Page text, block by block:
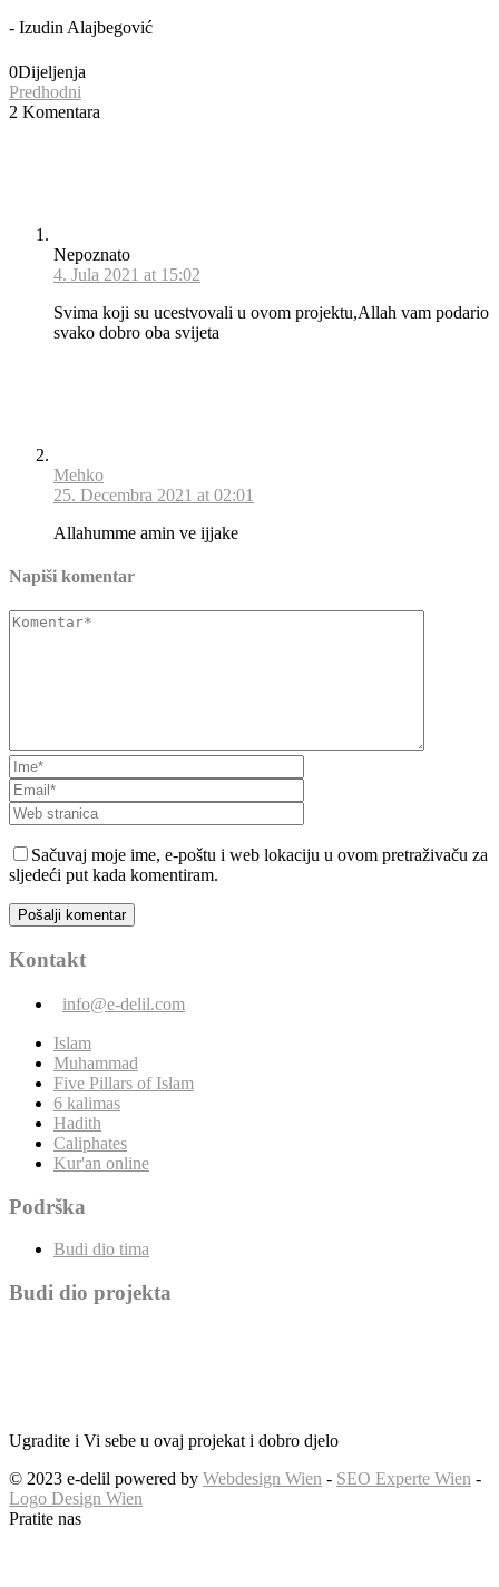
- Izudin Alajbegović
0Dijeljenja
Predhodni
2 Komentara
Nepoznato
4. Jula 2021 at 15:02
Svima koji su ucestvovali u ovom projektu,Allah vam podario
svako dobro oba svijeta
Mehko
25. Decembra 2021 at 02:01
Allahumme amin ve ijjake
Napiši komentar
Sačuvaj moje ime, e-poštu i web lokaciju u ovom pretraživaču za
sljedeći put kada komentiram.
Kontakt
info@e-delil.com
Islam
Muhammad
Five Pillars of Islam
6 kalimas
Hadith
Caliphates
Kur'an online
Podrška
Budi dio tima
Budi dio projekta
Ugradite i Vi sebe u ovaj projekat i dobro djelo
© 2023 e-delil powered by Webdesign Wien - SEO Experte Wien -
Logo Design Wien
Pratite nas